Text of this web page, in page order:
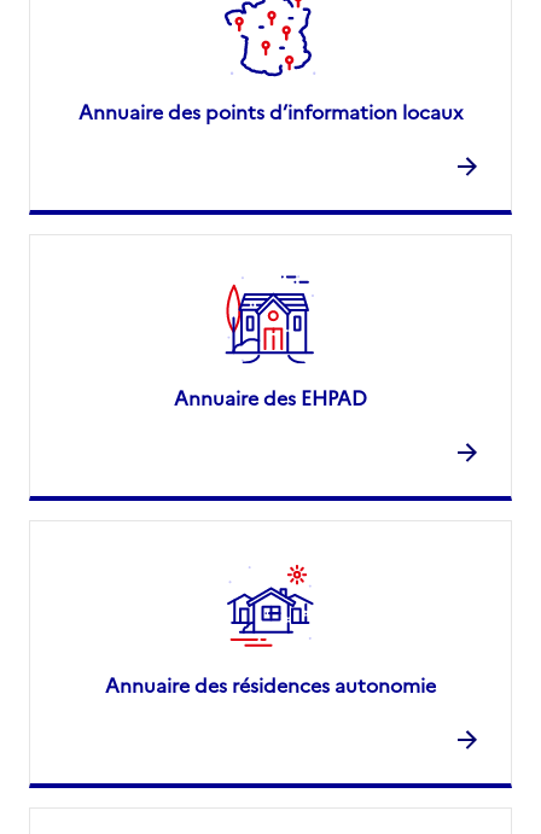
Annuaire des points d’information locaux
Annuaire des EHPAD
Annuaire des résidences autonomie